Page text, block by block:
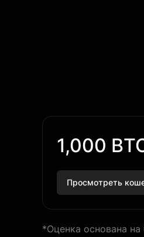
1,000
Просмотреть
*Оценка основана на